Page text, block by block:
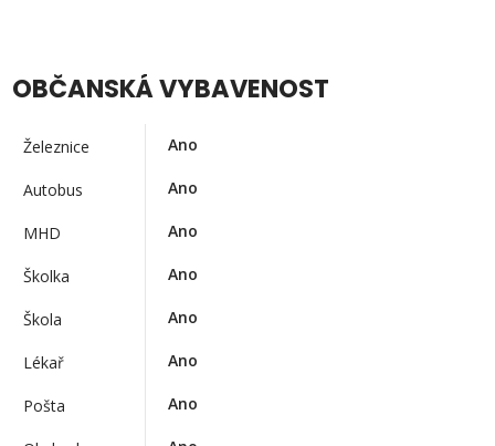
OBČANSKÁ VYBAVENOST
Železnice Ano
Autobus Ano
MHD Ano
Školka Ano
Škola Ano
Lékař Ano
Pošta Ano